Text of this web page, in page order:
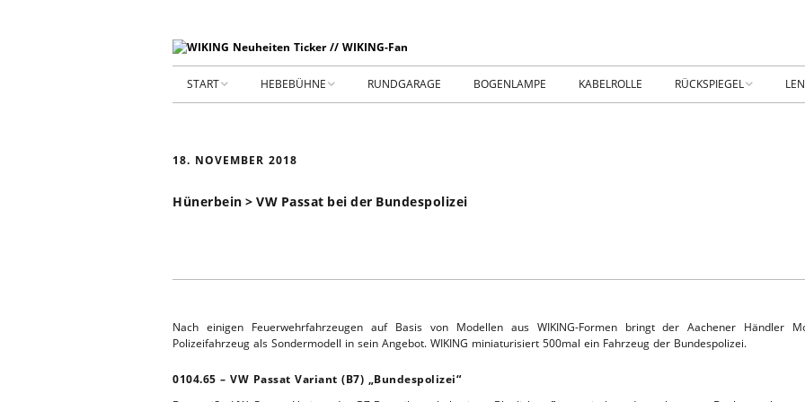
START
ARCHIV 2009-2014
SHOP _ Beta SHOP-STARTSEITE
KIESPLATZ
WERKSTATTHOF
HEBEBÜHNE
HEBEBÜHNE 2025
HEBEBÜHNE 2024
HEBEBÜHNE 2021
HEBEBÜHNE 2020
RUNDGARAGE BOGENLAMPE KABELROLLE RÜCKSPIEGEL
18. NOVEMBER 2018
Hünerbein > VW Passat bei der Bundespolizei
Nach einigen Feuerwehrfahrzeugen auf Basis von Modellen aus WIKING-Formen bringt der Aachener Händler
Polizeifahrzeug als Sondermodell in sein Angebot. WIKING miniaturisiert 500mal ein Fahrzeug der Bundespolizei.
0104.65 – VW Passat Variant (B7) „Bundespolizei“